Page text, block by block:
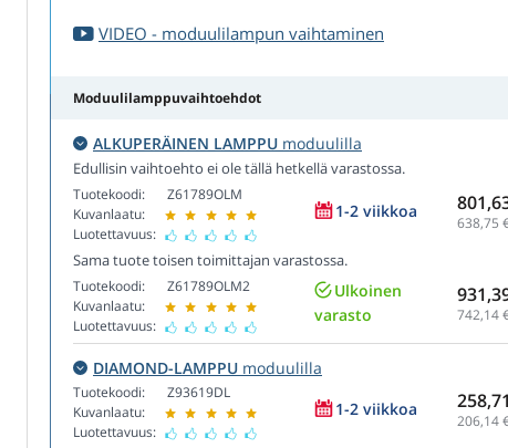
VIDEO - moduulilampun vaihtaminen
Moduulilamppuvaihtoehdot
ALKUPERÄINEN LAMPPU moduulilla
Edullisin vaihtoehto ei ole tällä hetkellä varastossa.
Tuotekoodi:
Kuvanlaatu:
Luotettavuus:
Z61789OLM
1-2 viikkoa
638,75
Sama tuote toisen toimittajan varastossa.
Tuotekoodi:
Kuvanlaatu:
Luotettavuus:
Z61789OLM2
Ulkoinen
varasto
742,14
DIAMOND-LAMPPU moduulilla
Tuotekoodi:
Kuvanlaatu:
Luotettavuus:
Z93619DL
1-2 viikkoa
206,14